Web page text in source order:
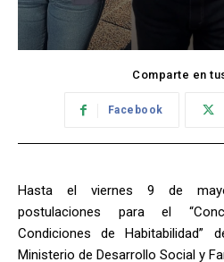
Comparte en
Facebook
Hasta el viernes 9 de
postulaciones para el
Condiciones de Habitabilidad”
Ministerio de Desarrollo Social y